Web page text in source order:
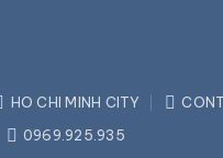
HO CHI MINH CITY
0969.925.935